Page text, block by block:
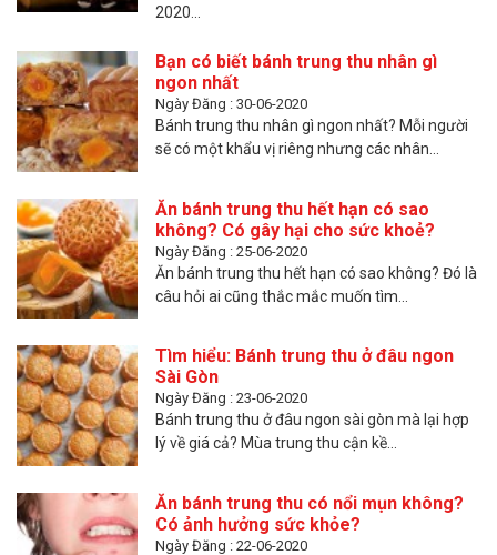
2020...
Bạn có biết bánh trung thu nhân gì
ngon nhất
Ngày Đăng : 30-06-2020
Bánh trung thu nhân gì ngon nhất? Mỗi người
sẽ có một khẩu vị riêng nhưng các nhân...
Ăn bánh trung thu hết hạn có sao
không? Có gây hại cho sức khoẻ?
Ngày Đăng : 25-06-2020
Ăn bánh trung thu hết hạn có sao không? Đó là
câu hỏi ai cũng thắc mắc muốn tìm...
Tìm hiểu: Bánh trung thu ở đâu ngon
Sài Gòn
Ngày Đăng : 23-06-2020
Bánh trung thu ở đâu ngon sài gòn mà lại hợp
lý về giá cả? Mùa trung thu cận kề...
Ăn bánh trung thu có nổi mụn không?
Có ảnh hưởng sức khỏe?
Ngày Đăng : 22-06-2020